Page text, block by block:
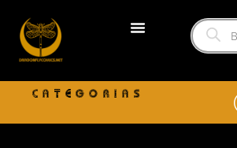
CATEGORIAS